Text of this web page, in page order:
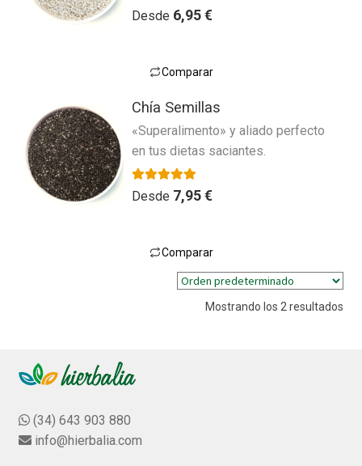
V
a
o
c
o
n
Desde 6,95€
Comparar
producto
tiene
múltiples
variantes.
Las
pueden
elegir
en
Chía Semillas
«Superalimento» y aliado perfecto
en tus dietas saciantes.
Valorado con 4.17
Desde 7,95€
Comparar
Este
producto
tieneMostrando los 2 resultados
(34) 643 903 880
info@hierbalia.com